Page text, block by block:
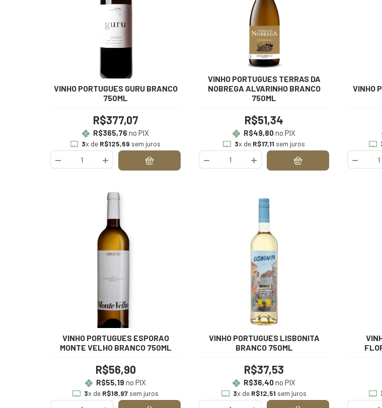
VINHO PORTUGUES GURU BRANCO
750ML
R$377,07
R$365,76 no PIX
3x de R$125,69 sem juros
VINHO PORTUGUES TERRAS DA
NOBREGA ALVARINHO BRANCO
750ML
R$51,34
R$49,80no PIX
3x de R$17,11 sem juros
VINHO
VINHO PORTUGUES ESPORAO
MONTE VELHO BRANCO 750ML
R$56,90
R$55,19 no PIX
3x de R$18,97sem juros
VINHO PORTUGUES LISBONITA
BRANCO 750ML
R$37,53
R$36,40no PIX
3x de R$12,51 sem juros